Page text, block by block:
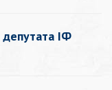
депутата ІФ